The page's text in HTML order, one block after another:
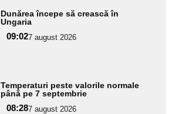
Dunărea începe să crească în
Ungaria
09:027 august 2026
Temperaturi peste valorile normale
până pe 7 septembrie
08:287 august 2026